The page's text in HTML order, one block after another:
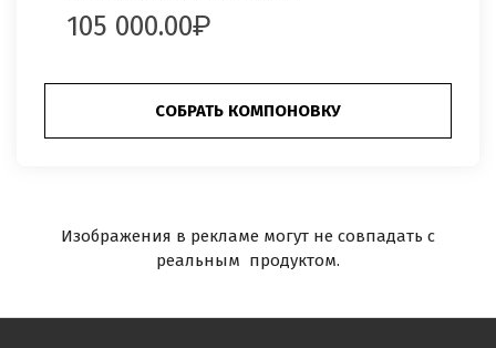
105 000.00
СОБРАТЬ КОМПОНОВКУ
Изображения в рекламе могут не совпадать с
реальным продуктом.